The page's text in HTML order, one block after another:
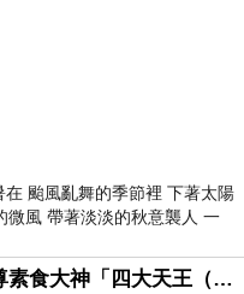
颱風亂舞的季節裡 下著太陽
微風 帶著淡淡的秋意襲人 一
2026.7.10，第79、80、81、82尊素食大神「四大天王（護界）」降臨寶島台灣（6）